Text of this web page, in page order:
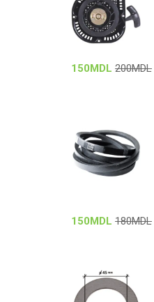
150MDL 200MDL
150MDL 180MDL